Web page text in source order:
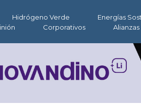
Hidrógeno Verde Energías
Corporativos Alianzas